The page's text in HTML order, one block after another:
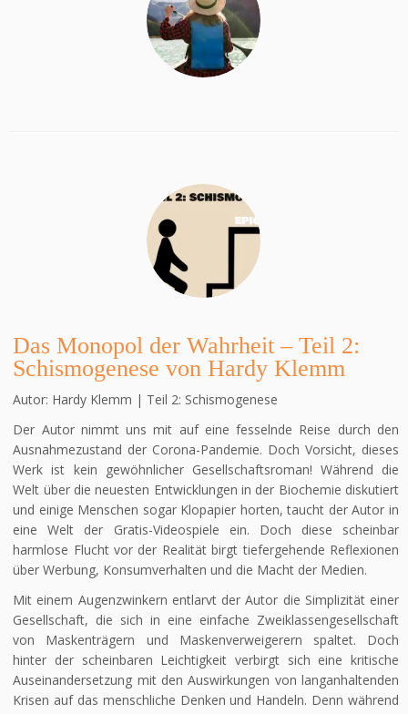
Das Monopol der Wahrheit – Teil 2:
Schismogenese von Hardy Klemm
Autor: Hardy Klemm | Teil 2: Schismogenese
Der Autor nimmt uns mit auf eine fesselnde Reise durch den
Ausnahmezustand der Corona-Pandemie. Doch Vorsicht, dieses
Werk ist kein gewöhnlicher Gesellschaftsroman! Während die
Welt über die neuesten Entwicklungen in der Biochemie diskutiert
und einige Menschen sogar Klopapier horten, taucht der Autor in
eine Welt der Gratis-Videospiele ein. Doch diese scheinbar
harmlose Flucht vor der Realität birgt tiefergehende Reflexionen
über Werbung, Konsumverhalten und die Macht der Medien.
Mit einem Augenzwinkern entlarvt der Autor die Simplizität einer
Gesellschaft, die sich in eine einfache Zweiklassengesellschaft
von Maskenträgern und Maskenverweigerern spaltet. Doch
hinter der scheinbaren Leichtigkeit verbirgt sich eine kritische
Auseinandersetzung mit den Auswirkungen von langanhaltenden
Krisen auf das menschliche Denken und Handeln. Denn während